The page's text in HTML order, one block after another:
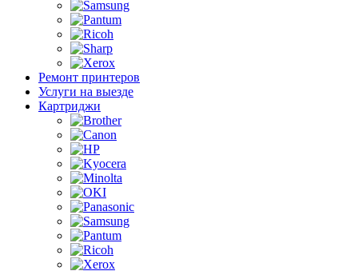
Ремонт принтеров
Услуги на выезде
Картриджи